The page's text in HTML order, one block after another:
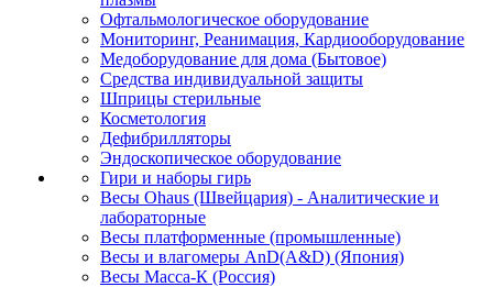
Офтальмологическое оборудование
Мониторинг, Реанимация, Кардиооборудование
Медоборудование для дома (Бытовое)
Средства индивидуальной защиты
Шприцы стерильные
Косметология
Дефибрилляторы
Эндоскопическое оборудование
Гири и наборы гирь
Весы Ohaus (Швейцария) - Аналитические и
лабораторные
Весы платформенные (промышленные)
Весы и влагомеры AnD(A&D) (Япония)
Весы Масса-К (Россия)